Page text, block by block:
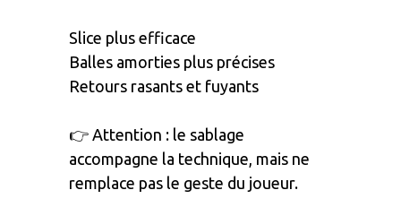
Slice plus efficace
Balles amorties plus précises
Retours rasants et fuyants
👉 Attention : le sablage
accompagne la technique, mais ne
remplace pas le geste du joueur.